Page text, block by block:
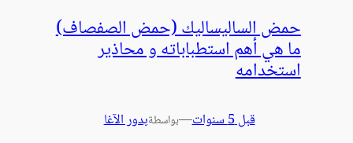
حمض الساليساليك (حمض الصفصاف)
ما هي أهم استطباباته و محاذير
استخدامه
قبل 5 سنوات —بواسطةبدور الآغا